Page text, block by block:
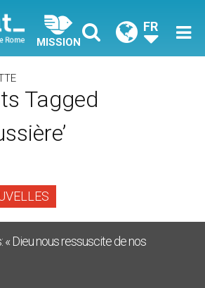
MISSION
FR
Tagged
Dieu nous ressuscite de nos